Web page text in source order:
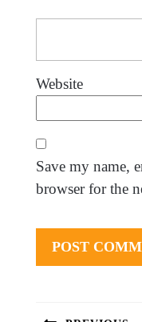
Website
Save my name,
browser for the
navigation